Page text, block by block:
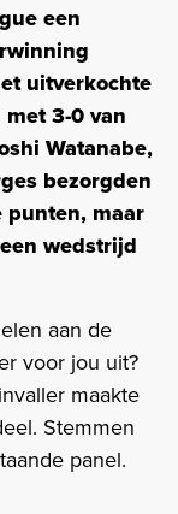
een
uitverkochte
3-0 van
Watanabe,
bezorgden
punten, maar
wedstrijd
aan de
voor jou uit?
maakte
Stemmen
panel.